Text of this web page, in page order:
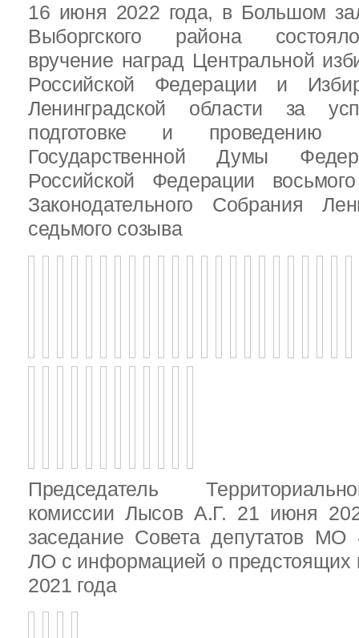
16 июня 2022 года, в Большом
Выборгского района
вручение наград Центральной
Российской Федерации и
Ленинградской области за
подготовке и проведению
Государственной Думы
Российской Федерации
Законодательного Собрания
седьмого созыва
Председатель
комиссии Лысов А.Г. 21 июня
заседание Совета депутатов МО
ЛО с информацией о предстоящих
2021 года